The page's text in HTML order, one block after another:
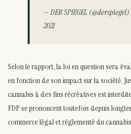
— DER SPIEGEL (@derspiegel)
2021
Selon le rapport, la loi en question sera
en fonction de son impact sur la société.
cannabis à des fins récréatives est
FDP se prononcent toutefois depuis
commerce légal et réglementé du